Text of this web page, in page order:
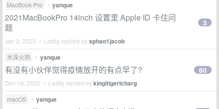
MacBook Pro • yanque
2021MacBookPro 14inch 设置里 Apple ID 卡住问
题
Jan 2, 2023 • Lastly replied bysphao1jacob
3
水深火热 • yanque
有没有小伙伴觉得疫情放开的有点早了?
Dec 16, 2022 • Lastly replied bykingltigerlcharg
60
macOS • yanque